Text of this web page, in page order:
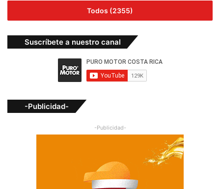
Todos (2355)
Suscríbete a nuestro canal
-Publicidad-
-Publicidad-